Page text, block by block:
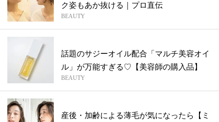
ク姿もあか抜ける｜プロ直伝
BEAUTY
話題のサジーオイル配合「マルチ美容オイ
ル」が万能すぎる♡【美容師の購入品】
BEAUTY
産後・加齢による薄毛が気になったら【ミ